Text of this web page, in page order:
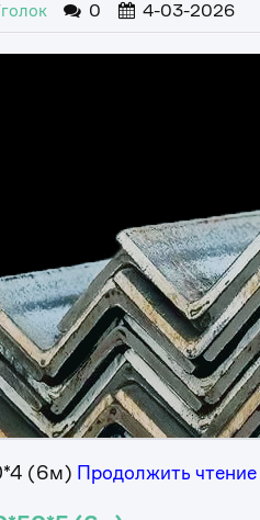
0 4-03-2026
(6м) Продолжить чтение